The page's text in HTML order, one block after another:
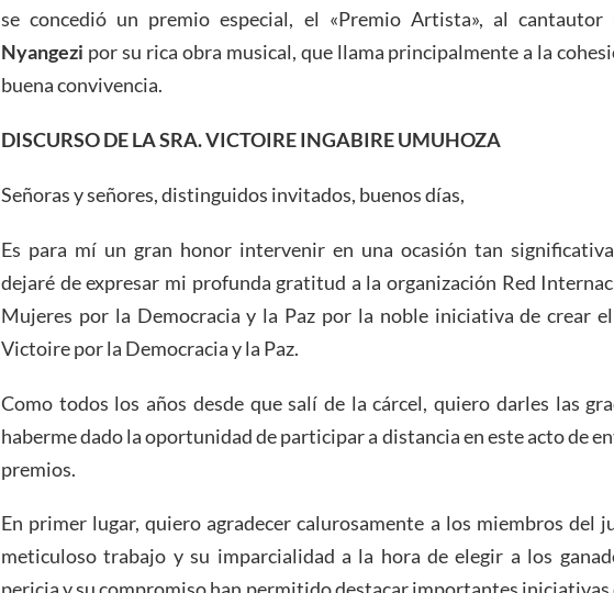
se concedió un premio especial, el «Premio Artista», al cantautor
Nyangezi por su rica obra musical, que llama principalmente a la
buena convivencia.
DISCURSO DE LA SRA. VICTOIRE INGABIRE UMUHOZA
Señoras y señores, distinguidos invitados, buenos días,
Es para mí un gran honor intervenir en una ocasión tan
dejaré de expresar mi profunda gratitud a la organización Red
Mujeres por la Democracia y la Paz por la noble iniciativa de crear
Victoire por la Democracia y la Paz.
Como todos los años desde que salí de la cárcel, quiero darles las
haberme dado la oportunidad de participar a distancia en este acto de
premios.
En primer lugar, quiero agradecer calurosamente a los miembros del
meticuloso trabajo y su imparcialidad a la hora de elegir a los